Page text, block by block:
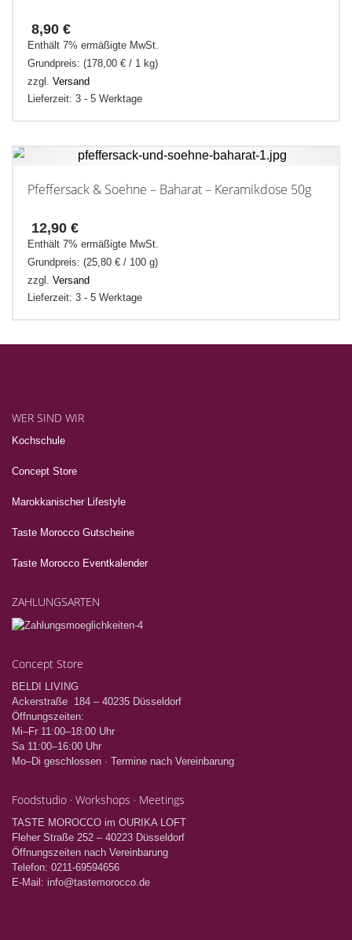
8,90 €
Enthält 7% ermäßigte MwSt.
Grundpreis: (178,00 € / 1 kg)
zzgl. Versand
Lieferzeit: 3 - 5 Werktage
Pfeffersack & Soehne – Baharat – Keramikdose 50g
12,90 €
Enthält 7% ermäßigte MwSt.
Grundpreis: (25,80 € / 100 g)
zzgl. Versand
Lieferzeit: 3 - 5 Werktage
WER SIND WIR
Kochschule
Concept Store
Marokkanischer Lifestyle
Taste Morocco Gutscheine
Taste Morocco Eventkalender
ZAHLUNGSARTEN
Concept Store
BELDI LIVING
Ackerstraße 184 – 40235 Düsseldorf
Öffnungszeiten:
Mi–Fr 11:00–18:00 Uhr
Sa 11:00–16:00 Uhr
Mo–Di geschlossen · Termine nach Vereinbarung
Foodstudio · Workshops · Meetings
TASTE MOROCCO im OURIKA LOFT
Fleher Straße 252 – 40223 Düsseldorf
Öffnungszeiten nach Vereinbarung
Telefon: 0211-69594656
E-Mail: info@tastemorocco.de